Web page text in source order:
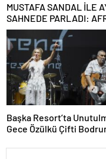
MUSTAFA SANDAL İLE
SAHNEDE PARLADI:
HARBİYE’DE BÜYÜK
Başka Resort’ta
Gece Özülkü Çifti Bodrum’u